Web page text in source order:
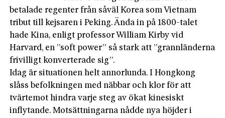
betalade regenter från såväl Korea som Vietnam
tribut till kejsaren i Peking. Ända in på 1800-talet
hade Kina, enligt professor William Kirby vid
Harvard, en ”soft power” så stark att ”grannländerna
frivilligt konverterade sig”.
Idag är situationen helt annorlunda. I Hongkong
slåss befolkningen med näbbar och klor för att
tvärtemot hindra varje steg av ökat kinesiskt
inflytande. Motsättningarna nådde nya höjder i